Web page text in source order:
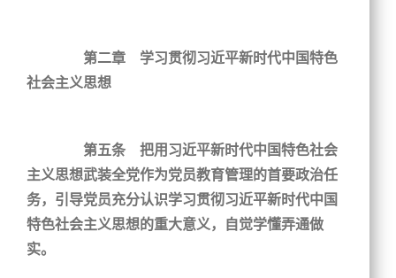
第二章 学习贯彻习近平新时代中国特色
社会主义思想
第五条 把用习近平新时代中国特色社会
主义思想武装全党作为党员教育管理的首要政治任
务，引导党员充分认识学习贯彻习近平新时代中国
特色社会主义思想的重大意义，自觉学懂弄通做
实。